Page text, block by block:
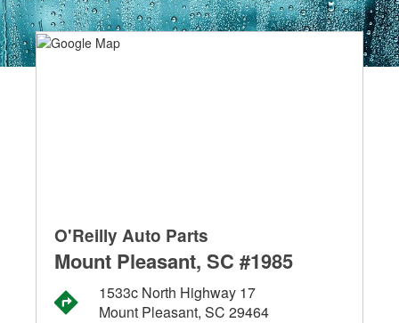
O'Reilly Auto Parts
Mount Pleasant, SC #1985
1533c North Highway 17
Mount Pleasant, SC 29464